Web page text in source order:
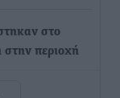
στο
περιοχή